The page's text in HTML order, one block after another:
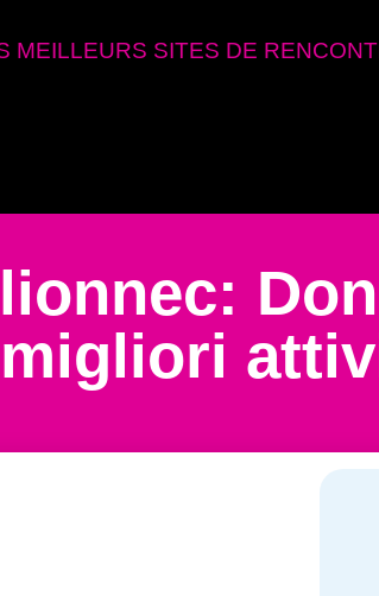
MEILLEURS SITES DE